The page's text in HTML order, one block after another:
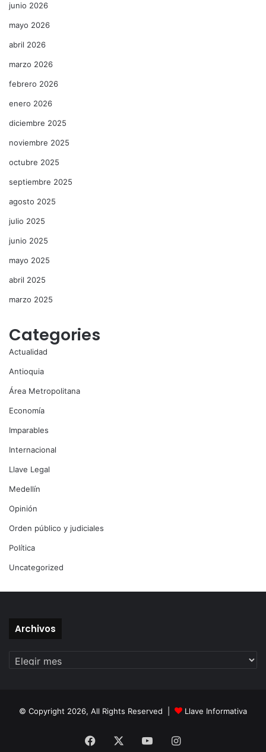
junio 2026
mayo 2026
abril 2026
marzo 2026
febrero 2026
enero 2026
diciembre 2025
noviembre 2025
octubre 2025
septiembre 2025
agosto 2025
julio 2025
junio 2025
mayo 2025
abril 2025
marzo 2025
Categories
Actualidad
Antioquia
Área Metropolitana
Economía
Imparables
Internacional
Llave Legal
Medellín
Opinión
Orden público y judiciales
Política
Uncategorized
Archivos
© Copyright 2026, All Rights Reserved | Llave Informativa
Facebook YouTubeInstagram